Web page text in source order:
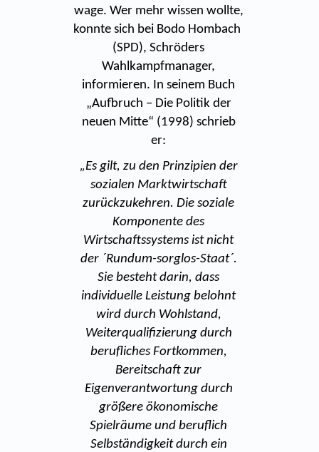
wage. Wer mehr wissen wollte,
konnte sich bei Bodo Hombach
(SPD), Schröders
Wahlkampfmanager,
informieren. In seinem Buch
„Aufbruch – Die Politik der
neuen Mitte“ (1998) schrieb
er:
„Es gilt, zu den Prinzipien der
sozialen Marktwirtschaft
zurückzukehren. Die soziale
Komponente des
Wirtschaftssystems ist nicht
der ´Rundum-sorglos-Staat´.
Sie besteht darin, dass
individuelle Leistung belohnt
wird durch Wohlstand,
Weiterqualifizierung durch
berufliches Fortkommen,
Bereitschaft zur
Eigenverantwortung durch
größere ökonomische
Spielräume und beruflich
Selbständigkeit durch ein